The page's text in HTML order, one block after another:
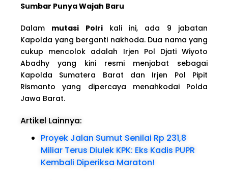
Sumbar Punya Wajah Baru
Dalam mutasi Polrikali ini, ada 9 jabatan
Kapolda yang berganti nakhoda. Dua nama yang
cukup mencolok adalah Irjen Pol Djati Wiyoto
Abadhy yang kini resmi menjabat sebagai
Kapolda Sumatera Barat dan Irjen Pol Pipit
Rismanto yang dipercaya menahkodai Polda
Jawa Barat.
Artikel Lainnya:
Proyek Jalan Sumut Senilai Rp 231,8
Miliar Terus Diulek KPK: Eks Kadis PUPR
Kembali Diperiksa Maraton!